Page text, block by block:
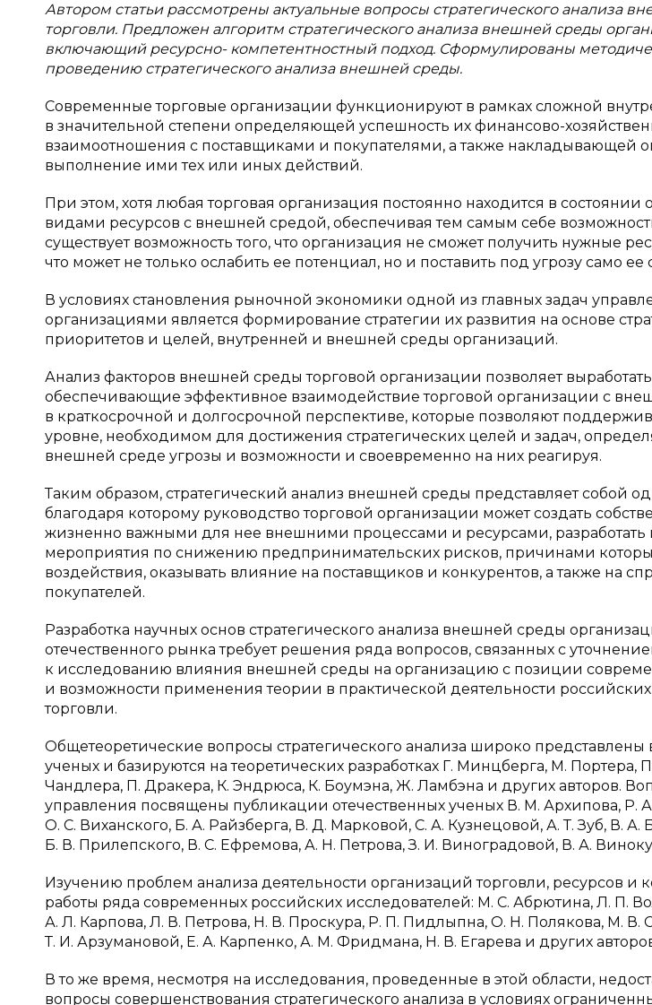
Автором статьи рассмотрены актуальные вопросы стратегического анализа
торговли. Предложен алгоритм стратегического анализа внешней среды
включающий ресурсно- компетентностный подход. Сформулированы
проведению стратегического анализа внешней среды.
Современные торговые организации функционируют в рамках сложной
в значительной степени определяющей успешность их финансово-
взаимоотношения с поставщиками и покупателями, а также накладывающей
выполнение ими тех или иных действий.
При этом, хотя любая торговая организация постоянно находится в
видами ресурсов с внешней средой, обеспечивая тем самым себе
существует возможность того, что организация не сможет получить нужные
что может не только ослабить ее потенциал, но и поставить под угрозу само ее
В условиях становления рыночной экономики одной из главных задач
организациями является формирование стратегии их развития на основе
приоритетов и целей, внутренней и внешней среды организаций.
Анализ факторов внешней среды торговой организации позволяет
обеспечивающие эффективное взаимодействие торговой организации с
в краткосрочной и долгосрочной перспективе, которые позволяют
уровне, необходимом для достижения стратегических целей и задач,
внешней среде угрозы и возможности и своевременно на них реагируя.
Таким образом, стратегический анализ внешней среды представляет собой
благодаря которому руководство торговой организации может создать
жизненно важными для нее внешними процессами и ресурсами, разработать
мероприятия по снижению предпринимательских рисков, причинами
воздействия, оказывать влияние на поставщиков и конкурентов, а также на
покупателей.
Разработка научных основ стратегического анализа внешней среды
отечественного рынка требует решения ряда вопросов, связанных с
к исследованию влияния внешней среды на организацию с позиции
и возможности применения теории в практической деятельности
торговли.
Общетеоретические вопросы стратегического анализа широко представлены
ученых и базируются на теоретических разработках Г. Минцберга, М. Портера,
Чандлера, П. Дракера, К. Эндрюса, К. Боумэна, Ж. Ламбэна и других авторов.
управления посвящены публикации отечественных ученых В. М. Архипова, Р.
О. С. Виханского, Б. А. Райзберга, В. Д. Марковой, С. А. Кузнецовой, А. Т. Зуб, В. А.
Б. В. Прилепского, В. С. Ефремова, А. Н. Петрова, З. И. Виноградовой, В. А.
Изучению проблем анализа деятельности организаций торговли, ресурсов
работы ряда современных российских исследователей: М. С. Абрютина, Л. П.
А. Л. Карпова, Л. В. Петрова, Н. В. Проскура, Р. П. Пидлыпна, О. Н. Полякова, М. В.
Т. И. Арзумановой, Е. А. Карпенко, А. М. Фридмана, Н. В. Егарева и других
В то же время, несмотря на исследования, проведенные в этой области,
вопросы совершенствования стратегического анализа в условиях